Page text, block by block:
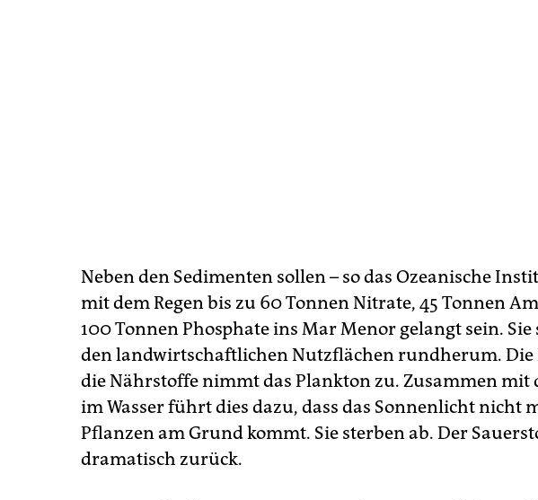
Neben den Sedimenten sollen – so das Ozeanische
mit dem Regen bis zu 60 Tonnen Nitrate, 45 Tonnen
100 Tonnen Phosphate ins Mar Menor gelangt sein.
den landwirtschaftlichen Nutzflächen rundherum. Die
die Nährstoffe nimmt das Plankton zu. Zusammen mit
im Wasser führt dies dazu, dass das Sonnenlicht nicht
Pflanzen am Grund kommt. Sie sterben ab. Der
dramatisch zurück.